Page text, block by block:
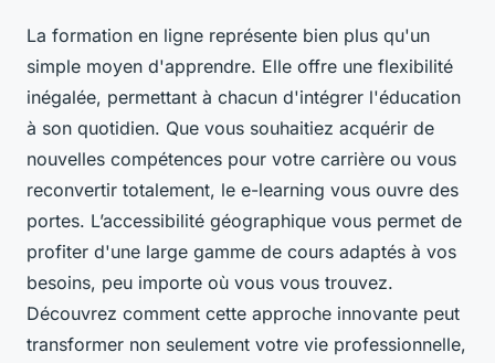
La formation en ligne représente bien plus qu'un
simple moyen d'apprendre. Elle offre une flexibilité
inégalée, permettant à chacun d'intégrer l'éducation
à son quotidien. Que vous souhaitiez acquérir de
nouvelles compétences pour votre carrière ou vous
reconvertir totalement, le e-learning vous ouvre des
portes. L’accessibilité géographique vous permet de
profiter d'une large gamme de cours adaptés à vos
besoins, peu importe où vous vous trouvez.
Découvrez comment cette approche innovante peut
transformer non seulement votre vie professionnelle,